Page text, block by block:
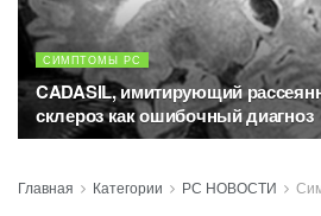
СИМПТОМЫ РС
CADASIL, имитирующий
склероз как ошибочный диагноз
Главная Категории РС НОВОСТИ